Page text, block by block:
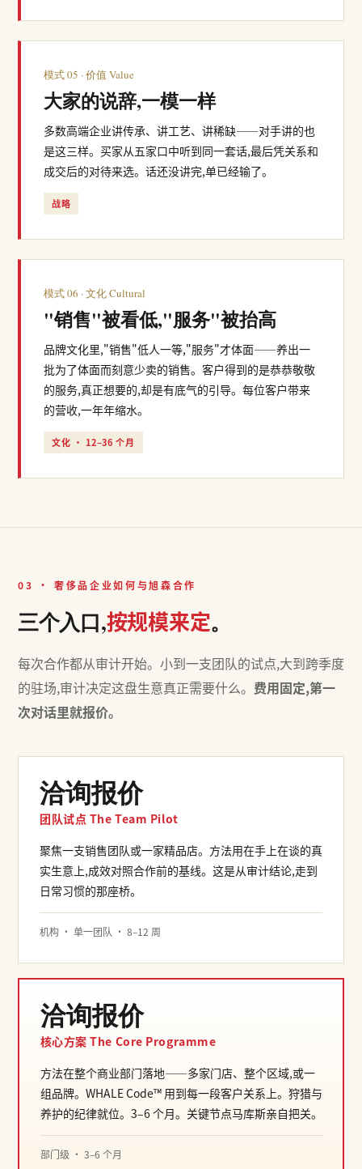
模式 05 · 价值 Value
大家的说辞,一模一样
多数高端企业讲传承、讲工艺、讲稀缺——对手讲的也
是这三样。买家从五家口中听到同一套话,最后凭关系和
成交后的对待来选。话还没讲完,单已经输了。
战略
模式 06 · 文化 Cultural
"销售"被看低,"服务"被抬高
品牌文化里,"销售"低人一等,"服务"才体面——养出一
批为了体面而刻意少卖的销售。客户得到的是恭恭敬敬
的服务,真正想要的,却是有底气的引导。每位客户带来
的营收,一年年缩水。
文化 · 12–36 个月
03 · 奢侈品企业如何与旭森合作
三个入口,按规模来定。
每次合作都从审计开始。小到一支团队的试点,大到跨季度
的驻场,审计决定这盘生意真正需要什么。 费用固定,第一
次对话里就报价。
洽询报价
团队试点 The Team Pilot
聚焦一支销售团队或一家精品店。方法用在手上在谈的真
实生意上,成效对照合作前的基线。这是从审计结论,走到
日常习惯的那座桥。
机构 · 单一团队 · 8–12 周
洽询报价
核心方案 The Core Programme
方法在整个商业部门落地——多家门店、整个区域,或一
组品牌。WHALE Code™ 用到每一段客户关系上。狩猎与
养护的纪律就位。3–6 个月。关键节点马库斯亲自把关。
部门级 · 3–6 个月